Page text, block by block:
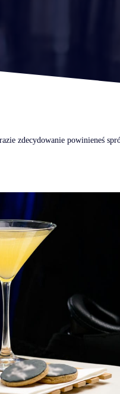
zdecydowanie powinieneś